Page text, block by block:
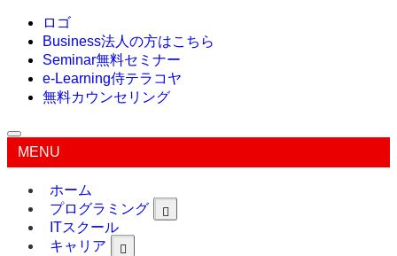
ロゴ
Business法人の方はこちら
Seminar無料セミナー
e-Learning侍テラコヤ
無料カウンセリング
MENU
ホーム
プログラミング
ITスクール
キャリア